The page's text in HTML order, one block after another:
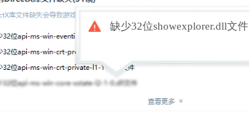
缺少32位showexplorer.dll文件